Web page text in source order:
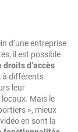
d’une entreprise
il est possible
d’accès
à différents
leur
Mais le
», mieux
en sont la